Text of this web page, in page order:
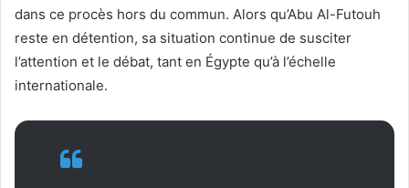
dans ce procès hors du commun. Alors qu’Abu Al-Futouh
reste en détention, sa situation continue de susciter
l’attention et le débat, tant en Égypte qu’à l’échelle
internationale.